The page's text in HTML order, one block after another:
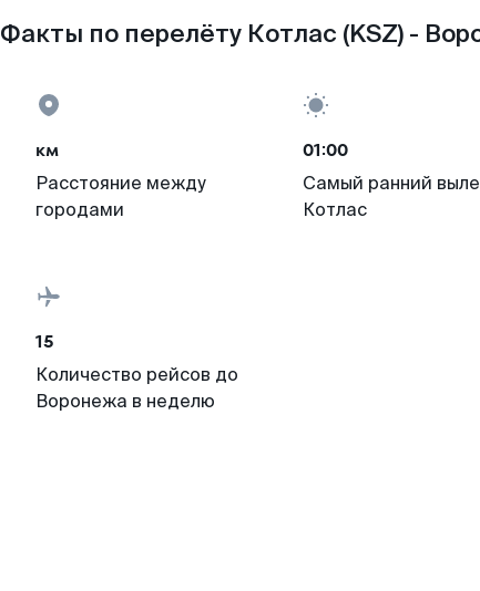
Факты по перелёту Котлас (KSZ) -
км
Расстояние между
городами
01:00
Самый ранний
Котлас
15
Количество рейсов до
Воронежа в неделю